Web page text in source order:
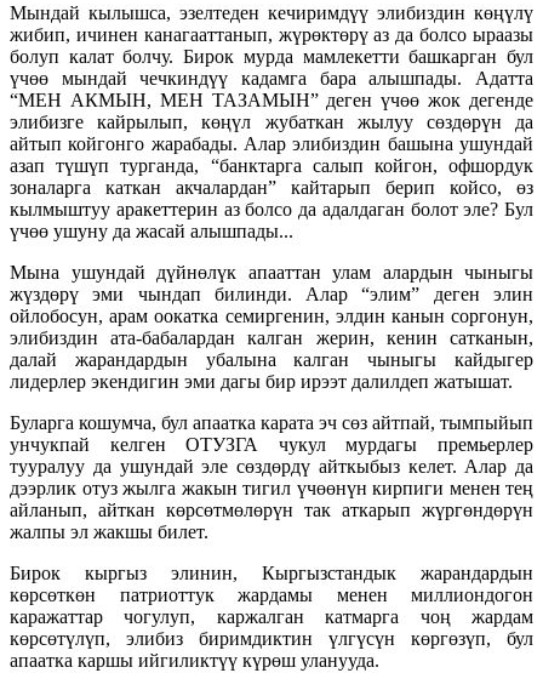
Мындай кылышса, эзелтеден кечиримдүү элибиздин кɵңүлү
жибип, ичинен канагааттанып, жүрɵктɵрү аз да болсо ыраазы
болуп калат болчу. Бирок мурда мамлекетти башкарган бул
үчɵɵ мындай чечкиндүү кадамга бара алышпады. Адатта
“МЕН АКМЫН, МЕН ТАЗАМЫН” деген үчɵɵ жок дегенде
элибизге кайрылып, кɵңүл жубаткан жылуу сɵздɵрүн да
айтып койгонго жарабады. Алар элибиздин башына ушундай
азап түшүп турганда, “банктарга салып койгон, офшордук
зоналарга каткан акчалардан” кайтарып берип койсо, ɵз
кылмыштуу аракеттерин аз болсо да адалдаган болот эле? Бул
үчɵɵ ушуну да жасай алышпады...
Мына ушундай дүйнɵлүк апааттан улам алардын чыныгы
жүздɵрү эми чындап билинди. Алар “элим” деген элин
ойлобосун, арам оокатка семиргенин, элдин канын соргонун,
элибиздин ата-бабалардан калган жерин, кенин сатканын,
далай жарандардын убалына калган чыныгы кайдыгер
лидерлер экендигин эми дагы бир ирээт далилдеп жатышат.
Буларга кошумча, бул апаатка карата эч сɵз айтпай, тымпыйып
унчукпай келген ОТУЗГА чукул мурдагы премьерлер
тууралуу да ушундай эле сɵздɵрдү айткыбыз келет. Алар да
дээрлик отуз жылга жакын тигил үчɵɵнүн кирпиги менен тең
айланып, айткан кɵрсɵтмɵлɵрүн так аткарып жүргɵндɵрүн
жалпы эл жакшы билет.
Бирок кыргыз элинин, Кыргызстандык жарандардын
кɵрсɵткɵн патриоттук жардамы менен миллиондогон
каражаттар чогулуп, каржалган катмарга чоң жардам
кɵрсɵтүлүп, элибиз биримдиктин үлгүсүн кɵргɵзүп, бул
апаатка каршы ийгиликтүү күрɵш уланууда.